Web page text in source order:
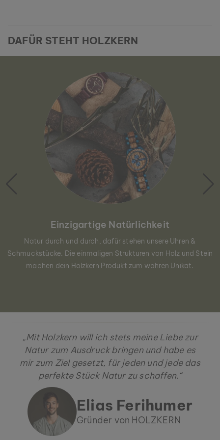
DAFÜR STEHT HOLZKERN
Einzigartige Natürlichkeit
Natur durch und durch, dafür stehen unsere Uhren &
Schmuckstücke. Die einmaligen Strukturen von Holz und Stein
machen dein Holzkern Produkt zum wahren Unikat.
„Mit Holzkern will ich stets meine Liebe zur
Natur zum Ausdruck bringen und habe es
mir zum Ziel gesetzt, für jeden und jede das
perfekte Stück Natur zu schaffen.“
Elias Ferihumer
Gründer von HOLZKERN